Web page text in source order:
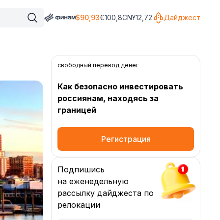
$90,93€100,8CN¥12,72 Дайджест
свободный перевод денег
Как безопасно инвестировать
россиянам, находясь за
границей
Регистрация
Подпишись
на еженедельную
рассылку дайджеста по
релокации